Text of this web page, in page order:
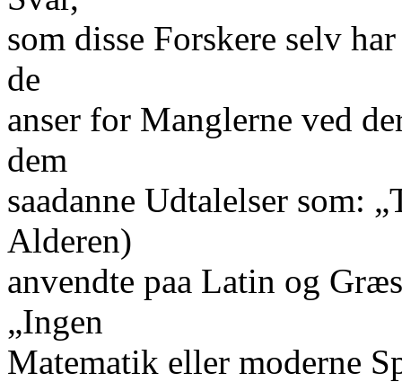
som disse Forskere selv
de
anser for Manglerne ved
dem
saadanne Udtalelser som:
Alderen)
anvendte paa Latin og
„Ingen
Matematik eller moderne